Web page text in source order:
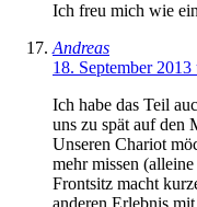
Ich freu mich wie
Andreas
18. September
Ich habe das Teil
uns zu spät auf den
Unseren Chariot
mehr missen
Frontsitz macht